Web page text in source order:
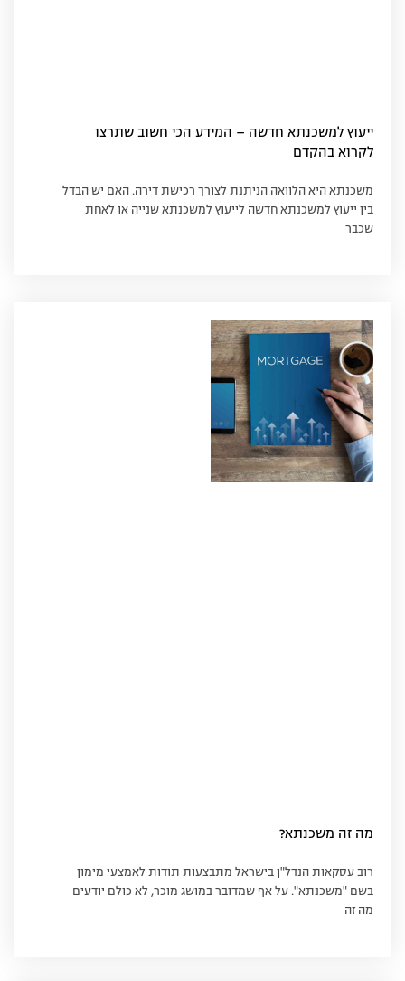
ייעוץ למשכנתא חדשה – המידע הכי חשוב שתרצו
לקרוא בהקדם
משכנתא היא הלוואה הניתנת לצורך רכישת דירה. האם יש הבדל
בין ייעוץ למשכנתא חדשה לייעוץ למשכנתא שנייה או לאחת
שכבר
מה זה משכנתא?
רוב עסקאות הנדל"ן בישראל מתבצעות תודות לאמצעי מימון
בשם "משכנתא". על אף שמדובר במושג מוכר, לא כולם יודעים
מה זה